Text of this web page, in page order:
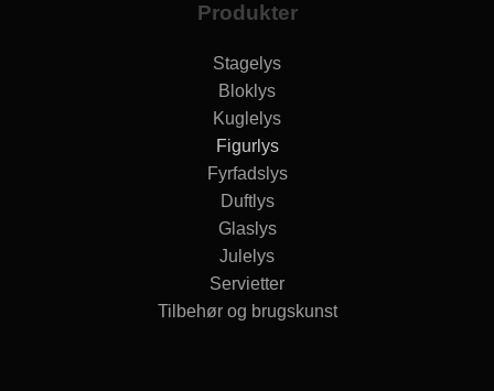
Produkter
Stagelys
Bloklys
Kuglelys
Figurlys
Fyrfadslys
Duftlys
Glaslys
Julelys
Servietter
Tilbehør og brugskunst